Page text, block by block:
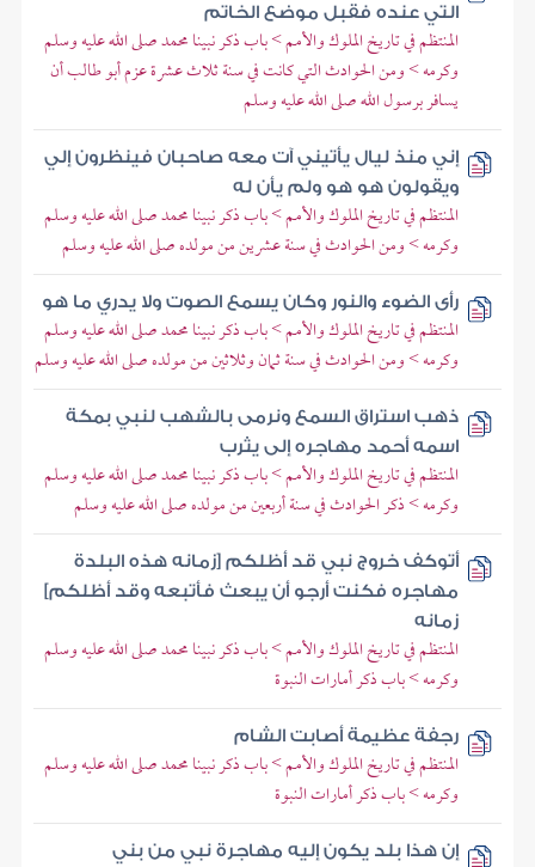
التي عنده فقبل موضع الخاتم
المنتظم في تاريخ الملوك والأمم > باب ذكر نبينا محمد صلى الله عليه وسلم
وكرمه > ومن الحوادث التي كانت في سنة ثلاث عشرة عزم أبو طالب أن
يسافر برسول الله صلى الله عليه وسلم
إني منذ ليال يأتيني آت معه صاحبان فينظرون إلي
ويقولون هو هو ولم يأن له
المنتظم في تاريخ الملوك والأمم > باب ذكر نبينا محمد صلى الله عليه وسلم
وكرمه > ومن الحوادث في سنة عشرين من مولده صلى الله عليه وسلم
رأى الضوء والنور وكان يسمع الصوت ولا يدري ما هو
المنتظم في تاريخ الملوك والأمم > باب ذكر نبينا محمد صلى الله عليه وسلم
وكرمه > ومن الحوادث في سنة ثمان وثلاثين من مولده صلى الله عليه وسلم
ذهب استراق السمع ونرمى بالشهب لنبي بمكة
اسمه أحمد مهاجره إلى يثرب
المنتظم في تاريخ الملوك والأمم > باب ذكر نبينا محمد صلى الله عليه وسلم
وكرمه > ذكر الحوادث في سنة أربعين من مولده صلى الله عليه وسلم
أتوكف خروج نبي قد أظلكم [زمانه هذه البلدة
مهاجره فكنت أرجو أن يبعث فأتبعه وقد أظلكم]
زمانه
المنتظم في تاريخ الملوك والأمم > باب ذكر نبينا محمد صلى الله عليه وسلم
وكرمه > باب ذكر أمارات النبوة
رجفة عظيمة أصابت الشام
المنتظم في تاريخ الملوك والأمم > باب ذكر نبينا محمد صلى الله عليه وسلم
وكرمه > باب ذكر أمارات النبوة
إن هذا بلد يكون إليه مهاجرة نبي من بني